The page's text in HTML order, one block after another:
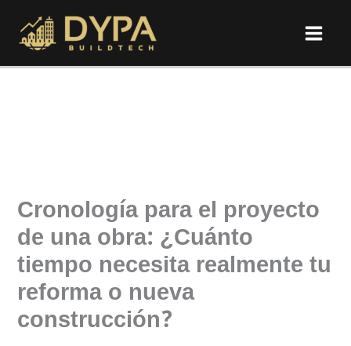
contenido
Cronología para el proyecto
de una obra: ¿Cuánto
tiempo necesita realmente tu
reforma o nueva
construcción?